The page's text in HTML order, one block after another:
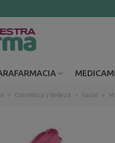
> Cosmética y Belleza > Facial >